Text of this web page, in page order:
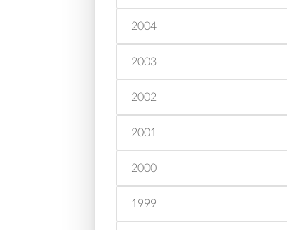
2004
2003
2002
2001
2000
1999